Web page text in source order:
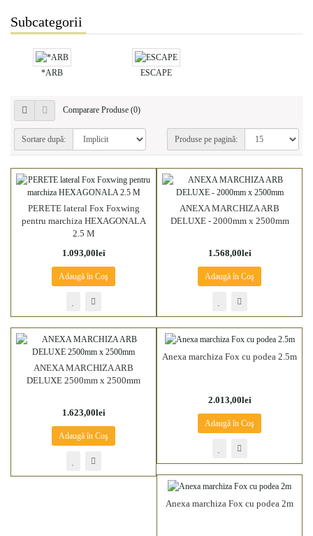
Subcategorii
*ARB ESCAPE
Comparare Produse (0)
Sortare după: Produse pe pagină:
PERETE lateral Fox Foxwing
pentru marchiza HEXAGONALA
2.5 M
1.093,00lei
Adaugă în Coş
ANEXA MARCHIZA ARB
DELUXE - 2000mm x 2500mm
1.568,00lei
Adaugă în Coş
ANEXA MARCHIZA ARB
DELUXE 2500mm x 2500mm
1.623,00lei
Adaugă în Coş
Anexa marchiza Fox cu podea 2.5m
2.013,00lei
Adaugă în Coş
Anexa marchiza Fox cu podea 2m